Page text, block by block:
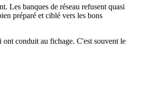
Les banques de réseau refusent quasi
préparé et ciblé vers les bons
conduit au fichage. C'est souvent le